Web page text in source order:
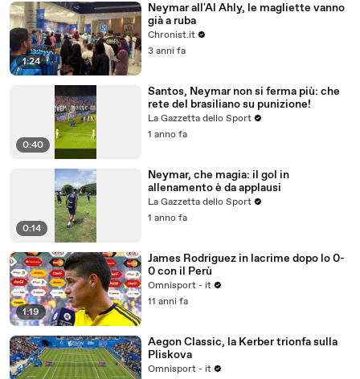
1:24
Neymar all'Al Ahly, le magliette vanno
già a ruba
Chronist.it
3 anni fa
0:40
Santos, Neymar non si ferma più: che
rete del brasiliano su punizione!
La Gazzetta dello Sport
1 anno fa
0:14
Neymar, che magia: il gol in
allenamento è da applausi
La Gazzetta dello Sport
1 anno fa
1:19
James Rodriguez in lacrime dopo lo 0-
0 con il Perù
Omnisport - it
11 anni fa
Aegon Classic, la Kerber trionfa sulla
Pliskova
Omnisport - it